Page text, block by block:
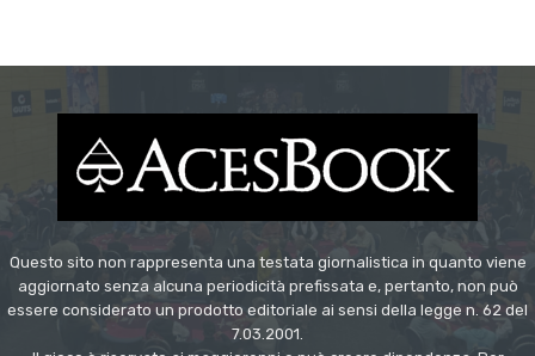
Questo sito non rappresenta una testata giornalistica in quanto viene
aggiornato senza alcuna periodicità prefissata e, pertanto, non può
essere considerato un prodotto editoriale ai sensi della legge n. 62 del
7.03.2001.